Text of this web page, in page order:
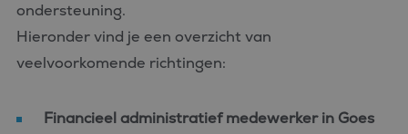
ondersteuning.
Hieronder vind je een overzicht van
veelvoorkomende richtingen:
Financieel administratief medewerker in Goes